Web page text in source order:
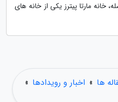
خانه مارتا پیترز یکی از خانه های
ها » اخبار و رویدادها »